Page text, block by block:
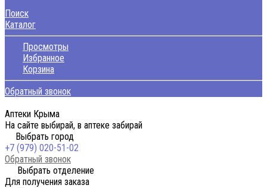
Поиск
Каталог
Просмотры
Избранное
Корзина
Обратный звонок
Аптеки Крыма
На сайте выбирай, в аптеке забирай
Выбрать город
+7 (979) 020-51-02
Обратный звонок
Выбрать отделение
Для получения заказа